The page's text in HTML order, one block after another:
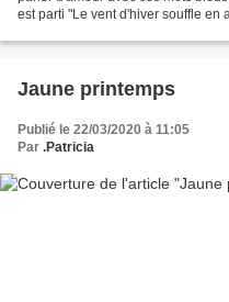
est parti "Le vent d'hiver souffle en
Jaune printemps
Publié le 22/03/2020 à 11:05
Par .Patricia